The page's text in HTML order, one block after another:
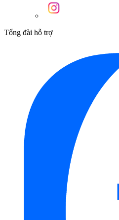
Tổng đài hỗ trợ